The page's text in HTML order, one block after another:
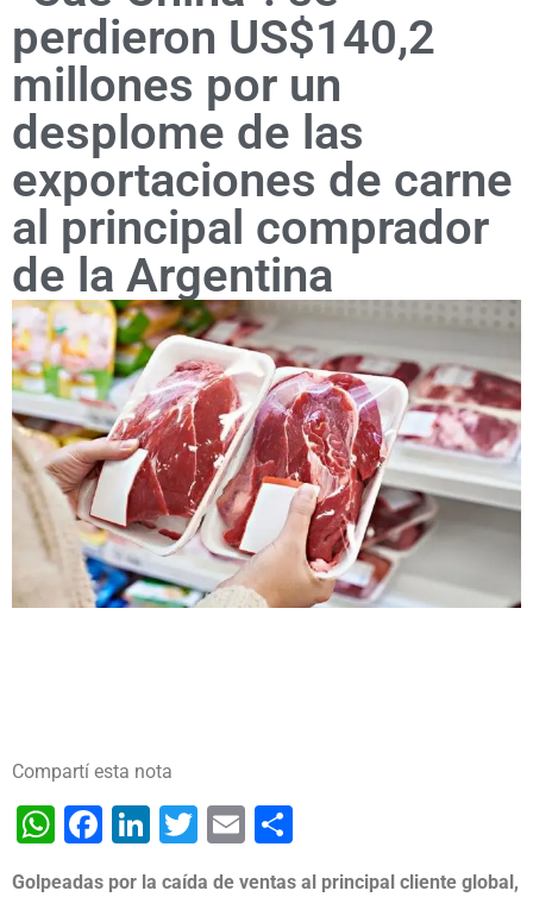
perdieron US$140,2
millones por un
desplome de las
exportaciones de carne
al principal comprador
de la Argentina
Compartí esta nota
WhatsApp
Facebook
LinkedIn
Twitter
Email
Golpeadas por la caída de ventas al principal cliente global,